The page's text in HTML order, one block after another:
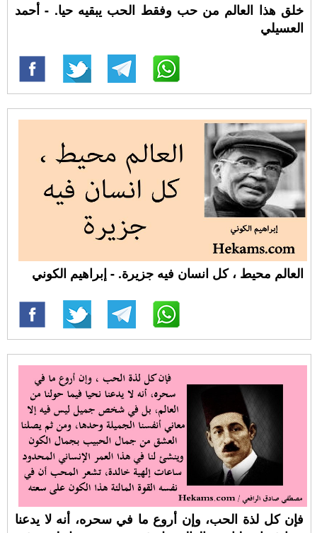
خلق هذا العالم من حب وفقط الحب يبقيه حيا. - أحمد
العسيلي
العالم محيط ، كل انسان فيه جزيرة. - إبراهيم الكوني
فإن كل لذة الحب، وإن أروع ما في سحره، أنه لا يدعنا